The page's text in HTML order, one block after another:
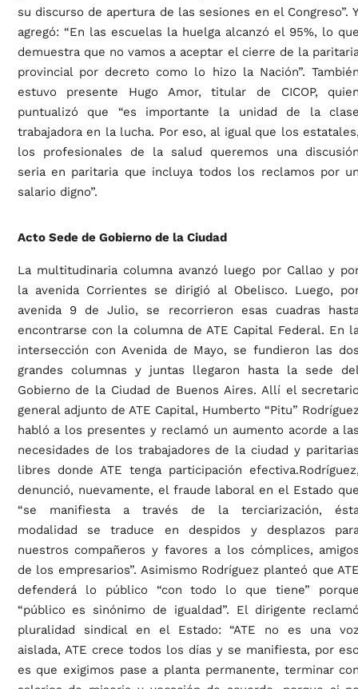
su discurso de apertura de las sesiones en el Congreso”.
agregó: “En las escuelas la huelga alcanzó el 95%, lo
demuestra que no vamos a aceptar el cierre de la
provincial por decreto como lo hizo la Nación”.
estuvo presente Hugo Amor, titular de CICOP,
puntualizó que “es importante la unidad de la
trabajadora en la lucha. Por eso, al igual que los
los profesionales de la salud queremos una
seria en paritaria que incluya todos los reclamos por
salario digno”.
Acto Sede de Gobierno de la Ciudad
La multitudinaria columna avanzó luego por Callao y
la avenida Corrientes se dirigió al Obelisco. Luego,
avenida 9 de Julio, se recorrieron esas cuadras
encontrarse con la columna de ATE Capital Federal. En
intersección con Avenida de Mayo, se fundieron las
grandes columnas y juntas llegaron hasta la sede
Gobierno de la Ciudad de Buenos Aires. Allí el
general adjunto de ATE Capital, Humberto “Pitu”
habló a los presentes y reclamó un aumento acorde a
necesidades de los trabajadores de la ciudad y
libres donde ATE tenga participación
denunció, nuevamente, el fraude laboral en el Estado
“se manifiesta a través de la terciarización,
modalidad se traduce en despidos y desplazos
nuestros compañeros y favores a los cómplices,
de los empresarios”. Asimismo Rodríguez planteó que
defenderá lo público “con todo lo que tiene”
“público es sinónimo de igualdad”. El dirigente
pluralidad sindical en el Estado: “ATE no es una
aislada, ATE crece todos los días y se manifiesta, por
es que exigimos pase a planta permanente, terminar